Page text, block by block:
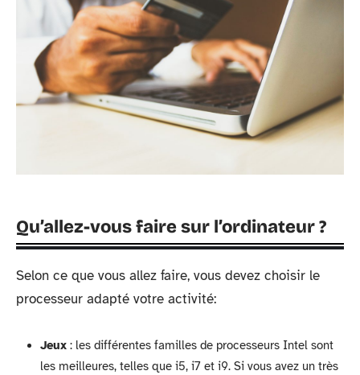
Qu’allez-vous faire sur l’ordinateur ?
Selon ce que vous allez faire, vous devez choisir le
processeur adapté votre activité:
Jeux : les différentes familles de processeurs Intel sont
les meilleures, telles que i5, i7 et i9. Si vous avez un très